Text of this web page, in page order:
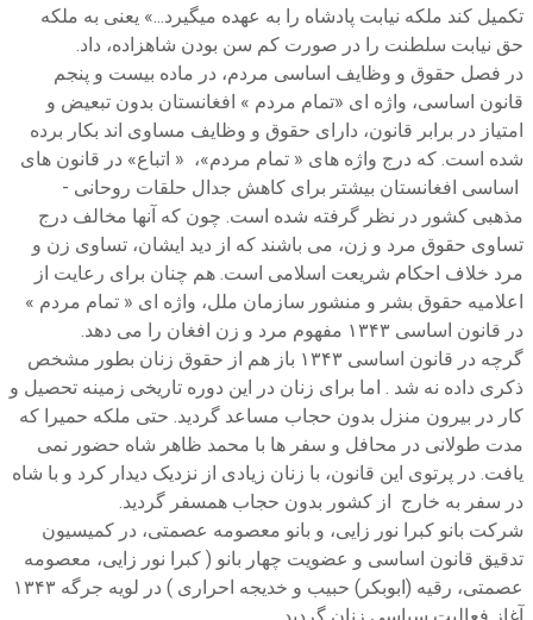
تکمیل کند ملکه نیابت پادشاه را به عهده میگیرد...» یعنی به ملکه
حق نیابت سلطنت را در صورت کم سن بودن شاهزاده، داد.
در فصل حقوق و وظایف اساسی مردم، در ماده بیست و پنجم
قانون اساسی، واژه ای «تمام مردم » افغانستان بدون تبعیض و
امتیاز در برابر قانون، دارای حقوق و وظایف مساوی اند بکار برده
شده است. که درج واژه های « تمام مردم»، « اتباع» در قانون های
اساسی افغانستان بیشتر برای کاهش جدال حلقات روحانی -
مذهبی کشور در نظر گرفته شده است. چون که آنها مخالف درج
تساوی حقوق مرد و زن، می باشند که از دید ایشان، تساوی زن و
مرد خلاف احکام شریعت اسلامی است. هم چنان برای رعایت از
اعلامیه حقوق بشر و منشور سازمان ملل، واژه ای « تمام مردم »
در قانون اساسی ۱۳۴۳ مفهوم مرد و زن افغان را می دهد.
گرچه در قانون اساسی ۱۳۴۳ باز هم از حقوق زنان بطور مشخص
ذکری داده نه شد . اما برای زنان در این دوره تاریخی زمینه تحصیل و
کار در بیرون منزل بدون حجاب مساعد گردید. حتی ملکه حمیرا که
مدت طولانی در محافل و سفر ها با محمد ظاهر شاه حضور نمی
یافت. در پرتوی این قانون، با زنان زیادی از نزدیک دیدار کرد و با شاه
در سفر به خارج از کشور بدون حجاب همسفر گردید.
شرکت بانو کبرا نور زایی، و بانو معصومه عصمتی، در کمیسیون
تدقیق قانون اساسی و عضویت چهار بانو ( کبرا نور زایی، معصومه
عصمتی، رقیه (ابوبکر) حبیب و خدیجه احراری ) در لویه جرگه ۱۳۴۳